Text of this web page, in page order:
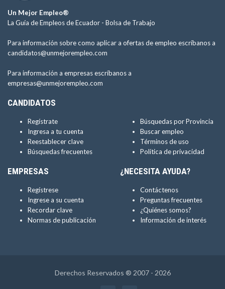
Un Mejor Empleo®
La Guía de Empleos de Ecuador - Bolsa de Trabajo
Para información sobre como aplicar a ofertas de empleo escríbanos a
candidatos@unmejorempleo.com
Para información a empresas escríbanos a
empresas@unmejorempleo.com
CANDIDATOS
Regístrate
Ingresa a tu cuenta
Reestablecer clave
Búsquedas frecuentes
Búsquedas por Provincia
Buscar empleo
Términos de uso
Política de privacidad
EMPRESAS
Regístrese
Ingrese a su cuenta
Recordar clave
Normas de publicación
¿NECESITA AYUDA?
Contáctenos
Preguntas frecuentes
¿Quiénes somos?
Información de interés
Derechos Reservados ® 2007 - 2026